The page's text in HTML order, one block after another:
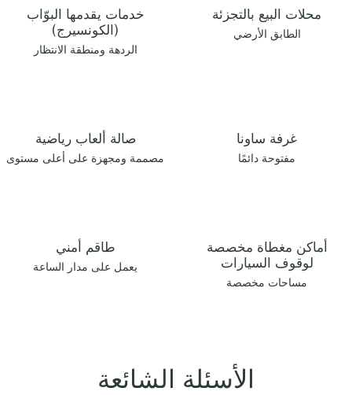
محلات البيع بالتجزئة
الطابق الأرضي
خدمات يقدمها البوّاب
(الكونسيرج)
الردهة ومنطقة الانتظار
غرفة ساونا
مفتوحة دائمًا‏
صالة ألعاب رياضية
مصممة ومجهزة على أعلى مستوى
أماكن مغطاة مخصصة
لوقوف السيارات
مساحات مخصصة
طاقم أمني
يعمل على مدار الساعة
الأسئلة الشائعة